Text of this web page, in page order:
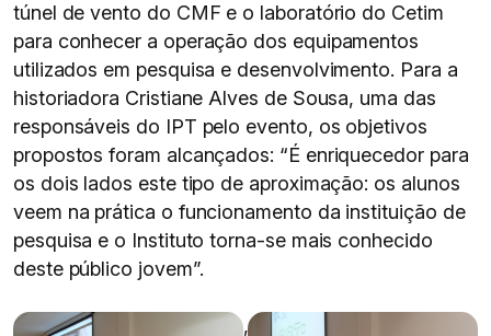
túnel de vento do CMF e o laboratório do Cetim
para conhecer a operação dos equipamentos
utilizados em pesquisa e desenvolvimento. Para a
historiadora Cristiane Alves de Sousa, uma das
responsáveis do IPT pelo evento, os objetivos
propostos foram alcançados: “É enriquecedor para
os dois lados este tipo de aproximação: os alunos
veem na prática o funcionamento da instituição de
pesquisa e o Instituto torna-se mais conhecido
deste público jovem”.
,